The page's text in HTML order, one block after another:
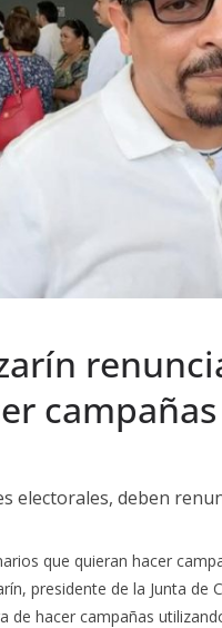
electorales, deben
que quieran hacer
presidente de la Junta
de hacer campañas